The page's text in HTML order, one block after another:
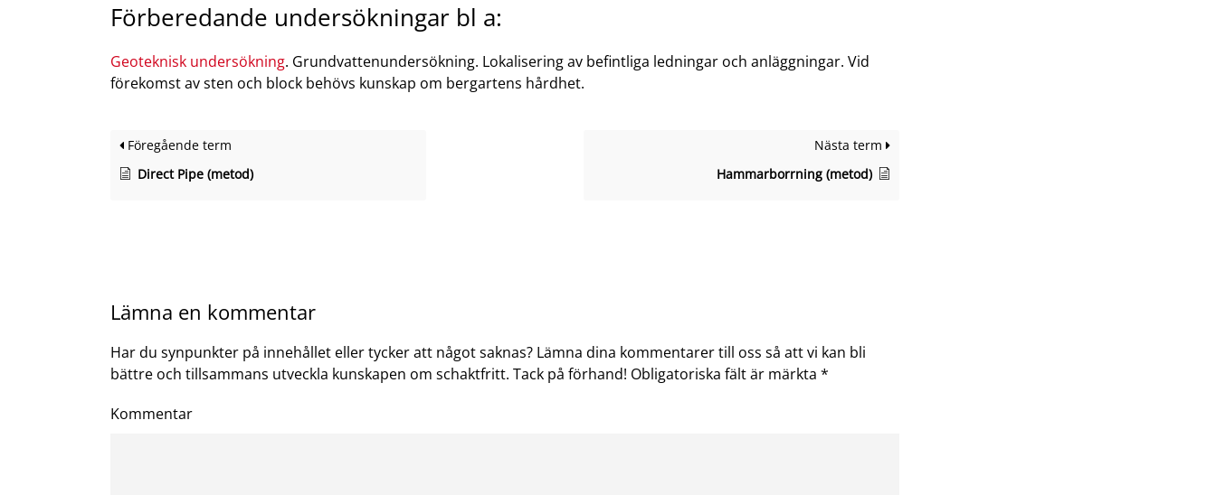
Förberedande undersökningar bl a:
Geoteknisk undersökning. Grundvattenundersökning. Lokalisering av befintliga ledningar och anläggningar. Vid
förekomst av sten och block behövs kunskap om bergartens hårdhet.
Föregående term
Direct Pipe (metod)
Nästa term
Hammarborrning (metod)
Lämna en kommentar
Har du synpunkter på innehållet eller tycker att något saknas? Lämna dina kommentarer till oss så att vi kan bli
bättre och tillsammans utveckla kunskapen om schaktfritt. Tack på förhand! Obligatoriska fält är märkta *
Kommentar